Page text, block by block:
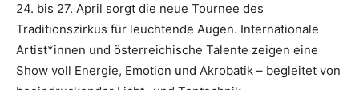
24. bis 27. April sorgt die neue Tournee des
Traditionszirkus für leuchtende Augen. Internationale
Artist*innen und österreichische Talente zeigen eine
Show voll Energie, Emotion und Akrobatik – begleitet von